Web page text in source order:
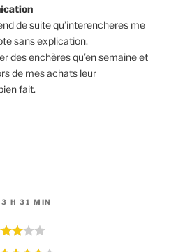
de suite qu’interencheres me
sans explication.
des enchères qu’en semaine et
de mes achats leur
fait.
H 31 MIN